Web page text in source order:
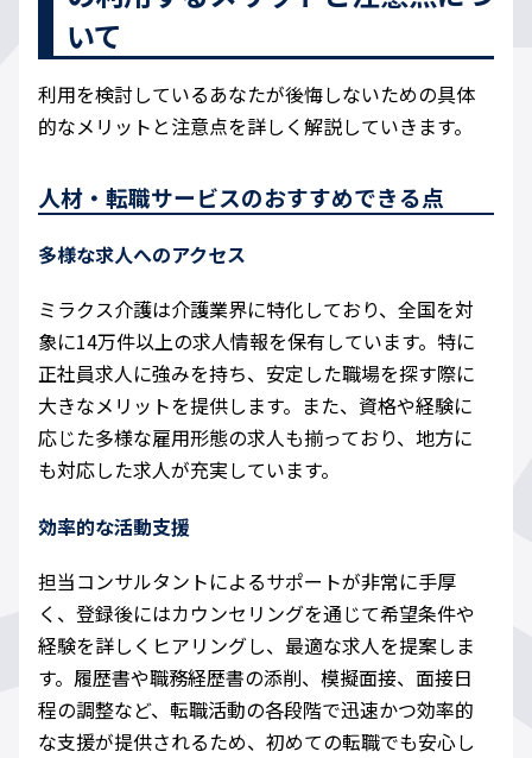
いて
利用を検討しているあなたが後悔しないための具体
的なメリットと注意点を詳しく解説していきます。
人材・転職サービスのおすすめできる点
多様な求人へのアクセス
ミラクス介護は介護業界に特化しており、全国を対
象に14万件以上の求人情報を保有しています。特に
正社員求人に強みを持ち、安定した職場を探す際に
大きなメリットを提供します。また、資格や経験に
応じた多様な雇用形態の求人も揃っており、地方に
も対応した求人が充実しています。
効率的な活動支援
担当コンサルタントによるサポートが非常に手厚
く、登録後にはカウンセリングを通じて希望条件や
経験を詳しくヒアリングし、最適な求人を提案しま
す。履歴書や職務経歴書の添削、模擬面接、面接日
程の調整など、転職活動の各段階で迅速かつ効率的
な支援が提供されるため、初めての転職でも安心し